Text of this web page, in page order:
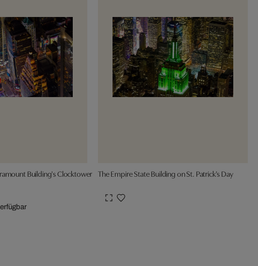
Building's Clocktower The Empire State Building on St. Patrick's Day